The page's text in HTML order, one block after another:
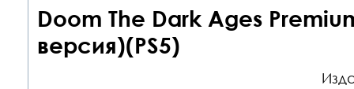
Doom The Dark Ages
версия)(PS5)